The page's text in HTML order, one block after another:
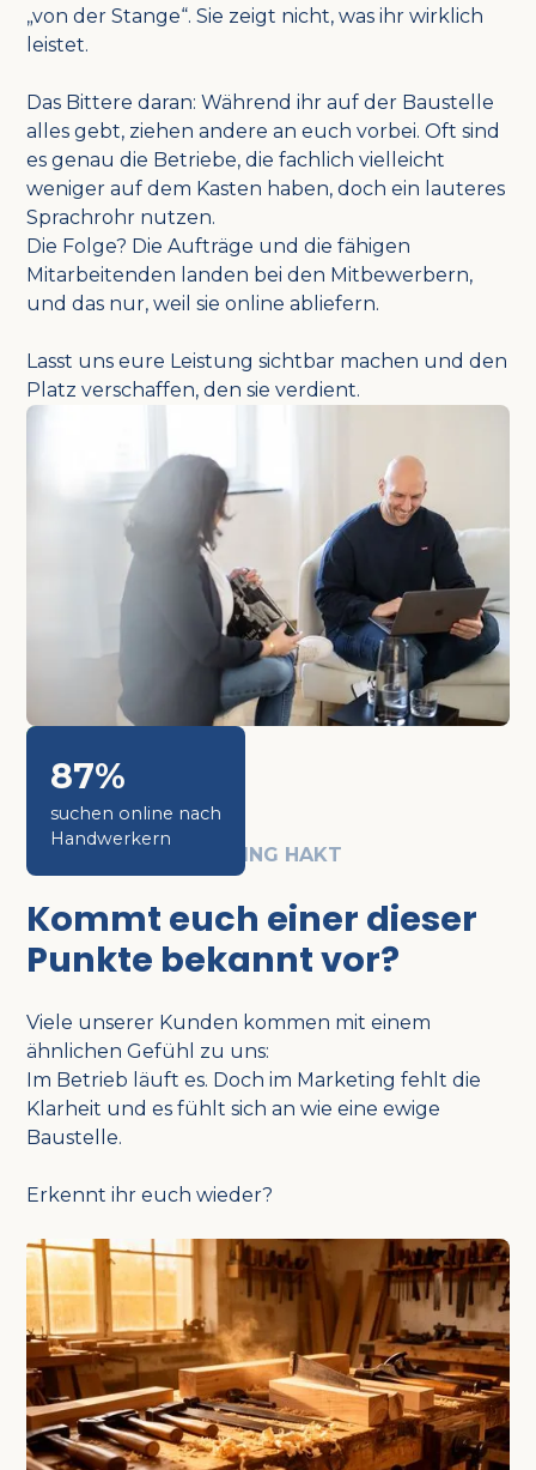
„von der Stange“. Sie zeigt nicht, was ihr wirklich
leistet.
Das Bittere daran: Während ihr auf der Baustelle
alles gebt, ziehen andere an euch vorbei. Oft sind
es genau die Betriebe, die fachlich vielleicht
weniger auf dem Kasten haben, doch ein lauteres
Sprachrohr nutzen.
Die Folge? Die Aufträge und die fähigen
Mitarbeitenden landen bei den Mitbewerbern,
und das nur, weil sie online abliefern.
Lasst uns eure Leistung sichtbar machen und den
Platz verschaffen, den sie verdient.
87%
suchen online nach
Handwerkern
WENN ES IM MARKETING HAKT
Kommt euch einer dieser
Punkte bekannt vor?
Viele unserer Kunden kommen mit einem
ähnlichen Gefühl zu uns:
Im Betrieb läuft es. Doch im Marketing fehlt die
Klarheit und es fühlt sich an wie eine ewige
Baustelle.
Erkennt ihr euch wieder?